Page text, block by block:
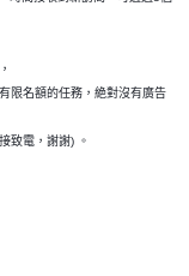
限名額的任務，絶對沒有廣告
致電，謝謝) 。